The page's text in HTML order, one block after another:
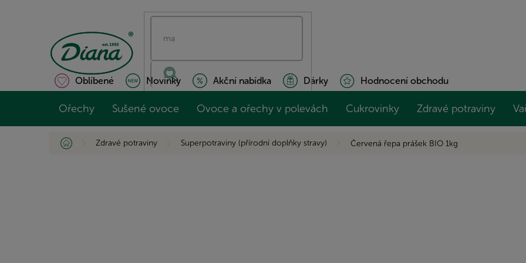
Oblíbené Novinky Akční nabídka Dárky Hodnocení obchodu
Ořechy Sušené ovoce Ovoce a ořechy v polevách Cukrovinky Zdravé potraviny
Domů Zdravé potraviny Superpotraviny (přírodní doplňky stravy) Červená řepa prášek BIO 1kg